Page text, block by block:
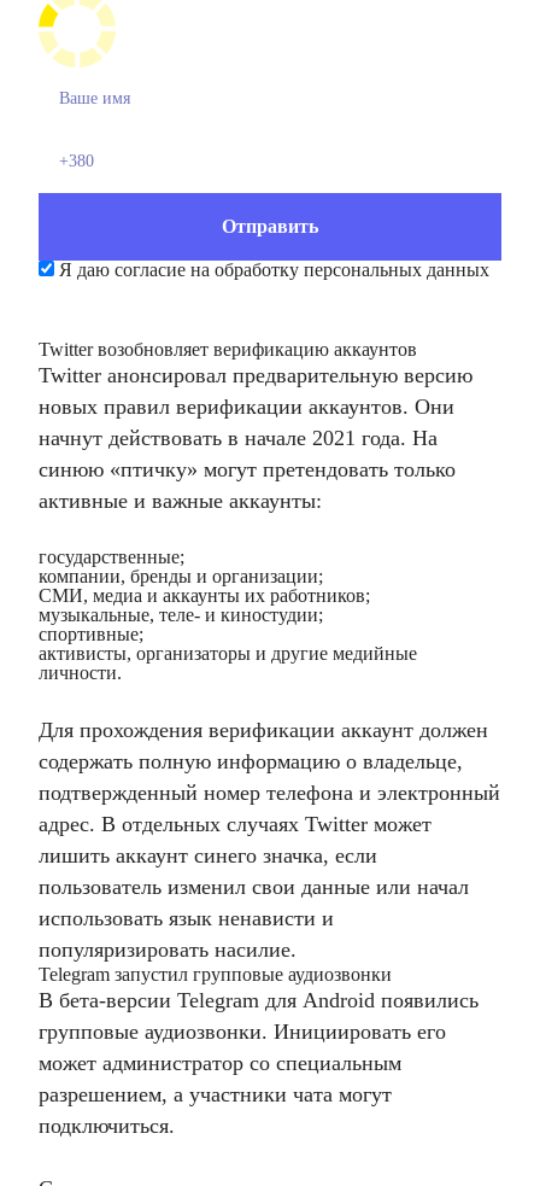
Я даю согласие на обработку персональных данных
Twitter возобновляет верификацию аккаунтов
Twitter анонсировал предварительную версию
новых правил верификации аккаунтов. Они
начнут действовать в начале 2021 года. На
синюю «птичку» могут претендовать только
активные и важные аккаунты:
государственные;
компании, бренды и организации;
СМИ, медиа и аккаунты их работников;
музыкальные, теле- и киностудии;
спортивные;
активисты, организаторы и другие медийные
личности.
Для прохождения верификации аккаунт должен
содержать полную информацию о владельце,
подтвержденный номер телефона и электронный
адрес. В отдельных случаях Twitter может
лишить аккаунт синего значка, если
пользователь изменил свои данные или начал
использовать язык ненависти и
популяризировать насилие.
Telegram запустил групповые аудиозвонки
В бета-версии Telegram для Android появились
групповые аудиозвонки. Инициировать его
может администратор со специальным
разрешением, а участники чата могут
подключиться.